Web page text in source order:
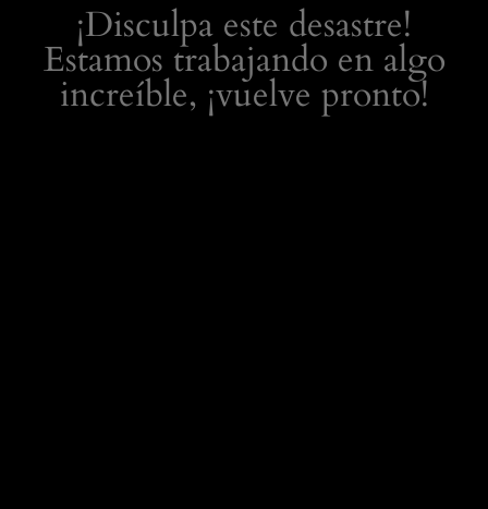
¡Disculpa este desastre!
Estamos trabajando en algo
increíble, ¡vuelve pronto!